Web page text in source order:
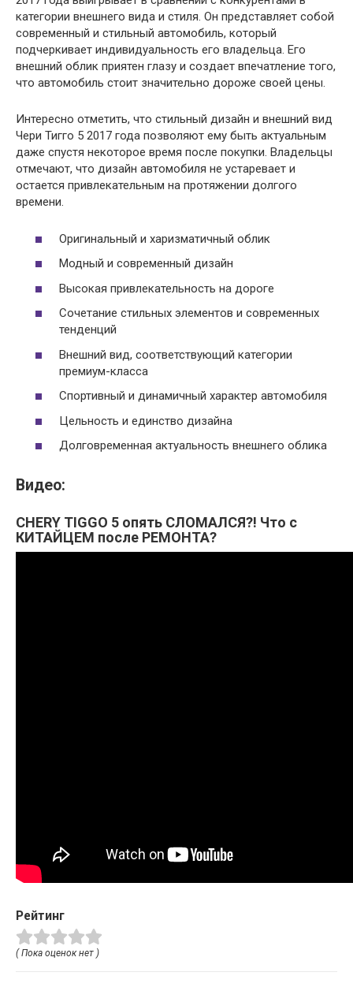
категории внешнего вида и стиля. Он представляет собой
современный и стильный автомобиль, который
подчеркивает индивидуальность его владельца. Его
внешний облик приятен глазу и создает впечатление того,
что автомобиль стоит значительно дороже своей цены.
Интересно отметить, что стильный дизайн и внешний вид
Чери Тигго 5 2017 года позволяют ему быть актуальным
даже спустя некоторое время после покупки. Владельцы
отмечают, что дизайн автомобиля не устаревает и
остается привлекательным на протяжении долгого
времени.
Оригинальный и харизматичный облик
Модный и современный дизайн
Высокая привлекательность на дороге
Сочетание стильных элементов и современных
тенденций
Внешний вид, соответствующий категории
премиум-класса
Спортивный и динамичный характер автомобиля
Цельность и единство дизайна
Долговременная актуальность внешнего облика
Видео:
CHERY TIGGO 5 опять СЛОМАЛСЯ?! Что с
КИТАЙЦЕМ после РЕМОНТА?
Рейтинг
( Пока оценок нет )